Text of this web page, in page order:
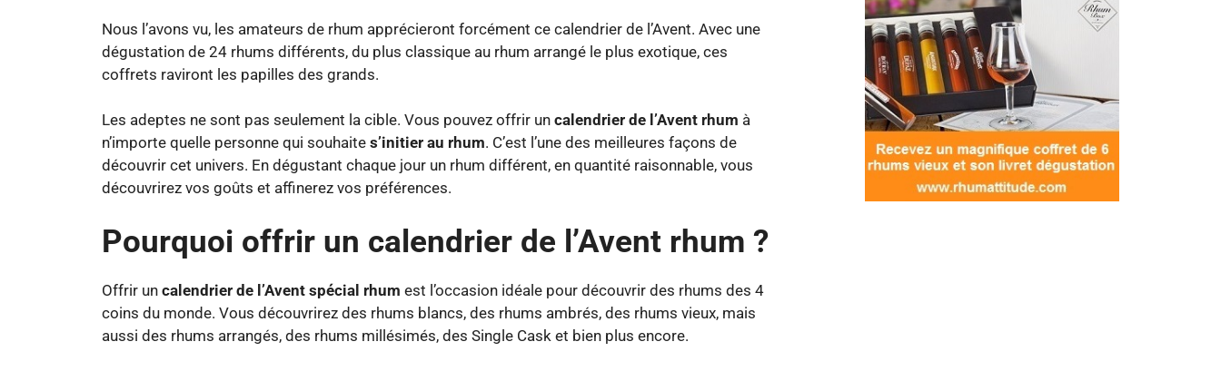
Nous l’avons vu, les amateurs de rhum apprécieront forcément ce calendrier de l’Avent. Avec une
dégustation de 24 rhums différents, du plus classique au rhum arrangé le plus exotique, ces
coffrets raviront les papilles des grands.
Les adeptes ne sont pas seulement la cible. Vous pouvez offrir un calendrier de l’Avent rhum à
n’importe quelle personne qui souhaite s’initier au rhum. C’est l’une des meilleures façons de
découvrir cet univers. En dégustant chaque jour un rhum différent, en quantité raisonnable, vous
découvrirez vos goûts et affinerez vos préférences.
Pourquoi offrir un calendrier de l’Avent rhum ?
Offrir un calendrier de l’Avent spécial rhum est l’occasion idéale pour découvrir des rhums des 4
coins du monde. Vous découvrirez des rhums blancs, des rhums ambrés, des rhums vieux, mais
aussi des rhums arrangés, des rhums millésimés, des Single Cask et bien plus encore.